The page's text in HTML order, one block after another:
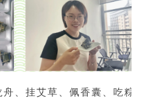
舟、挂艾草、佩香囊、吃粽